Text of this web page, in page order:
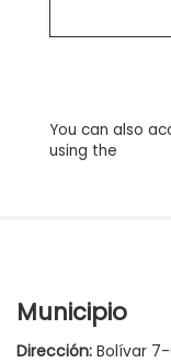
You can also
using the
Municipio
Dirección: Bolívar